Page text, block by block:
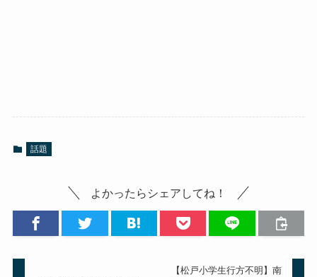
話題
よかったらシェアしてね！
【松戸小学生行方不明】南